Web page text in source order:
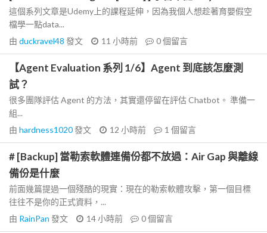
這個系列文章是Udemy上的課程延伸，因為我個人想趁著育嬰假空
檔學一點data...
由 duckravel48 發文 11 小時前 0個留言
【Agent Evaluation 系列 1/6】Agent 到底該怎麼測
試？
很多團隊評估 Agent 的方法，其實還停留在評估 Chatbot。 準備一
組...
由 hardness1020發文 12 小時前 1 個留言
# [Backup] 當勒索軟體連備份都不放過：Air Gap 與離線
備份是什麼
前面幾篇提過一個殘酷的現實：現在的勒索軟體攻擊，第一個目標
往往不是你的正式資料，...
由 RainPan 發文 14 小時前 0個留言